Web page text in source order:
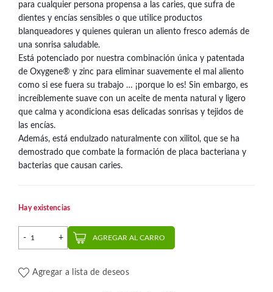
para cualquier persona propensa a las caries, que sufra de
dientes y encías sensibles o que utilice productos
blanqueadores y quienes quieran un aliento fresco además de
una sonrisa saludable.
Está potenciado por nuestra combinación única y patentada
de Oxygene® y zinc para eliminar suavemente el mal aliento
como si ese fuera su trabajo … ¡porque lo es! Sin embargo, es
increíblemente suave con un aceite de menta natural y ligero
que calma y acondiciona esas delicadas sonrisas y tejidos de
las encías.
Además, está endulzado naturalmente con xilitol, que se ha
demostrado que combate la formación de placa bacteriana y
bacterias que causan caries.
Hay existencias
Enjuague bucal menta fresca 88 ml | Oxyfresh cantidad
AGREGAR AL CARRO
Agregar a lista de deseos